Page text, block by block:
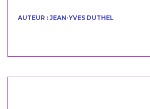
AUTEUR : JEAN-YVES DUTHEL